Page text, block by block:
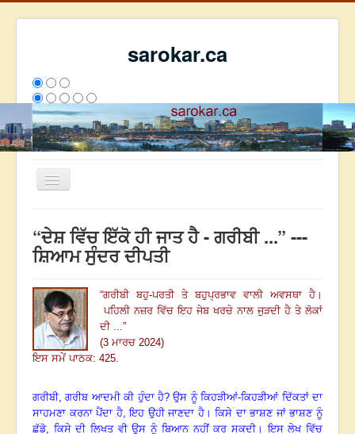
sarokar.ca
Toggle
ਰਚਨਾਵਾਂ
ਸੰਪਰਕ
We have 125 guests and no members online
2812846
ਇਸ ਹਫਤੇ
“ਦੇਸ਼ ਵਿੱਚ ਇੱਕੋ ਹੀ ਜਾਤ ਹੈ - ਗਰੀਬੀ ...” ---
ਸ਼ਿਆਮ ਸੁੰਦਰ ਦੀਪਤੀ
“ਗਰੀਬੀ ਬਹੁ-ਪਰਤੀ ਤੇ ਬਹੁਪ੍ਰਭਾਵ ਵਾਲੀ ਅਵਸਥਾ ਹੈ ।
ਪਹਿਲੀ ਨਜ਼ਰ ਵਿੱਚ ਇਹ ਜੇਬ ਖਰਚੇ ਨਾਲ ਜੁੜਦੀ ਹੈ ਤੇ ਲੋਕਾਂ
ਦੀ ...”
(3 ਮਾਰਚ 2024)
ਇਸ ਸਮੇਂ ਪਾਠਕ: 425.
ਗਰੀਬੀ,ਗਰੀਬ ਆਦਮੀ ਕੀ ਹੁੰਦਾ ਹੈ?ਉਸ ਨੂੰ ਕਿਹੜੀਆਂ-ਕਿਹੜੀਆਂ ਦਿੱਕਤਾਂ ਦਾ
ਸਾਹਮਣਾ ਕਰਨਾ ਪੈਂਦਾ ਹੈ, ਇਹ ਉਹੀ ਜਾਣਦਾ ਹੈ।ਕਿਸੇ ਦਾ ਭਾਸ਼ਣ ਜਾਂ ਭਾਸ਼ਣ ਨੂੰ
ਛੱਡੋ, ਕਿਸੇ ਦੀ ਲਿਖਤ ਵੀ ਉਸ ਨੂੰ ਬਿਆਨ ਨਹੀਂ ਕਰ ਸਕਦੀ।ਇਸ ਲੇਖ ਵਿੱਚ